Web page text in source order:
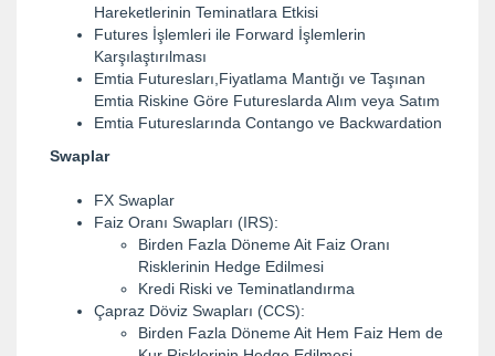
Hareketlerinin Teminatlara Etkisi
Futures İşlemleri ile Forward İşlemlerin
Karşılaştırılması
Emtia Futuresları,Fiyatlama Mantığı ve Taşınan
Emtia Riskine Göre Futureslarda Alım veya Satım
Emtia Futureslarında Contango ve Backwardation
Swaplar
FX Swaplar
Faiz Oranı Swapları (IRS):
Birden Fazla Döneme Ait Faiz Oranı
Risklerinin Hedge Edilmesi
Kredi Riski ve Teminatlandırma
Çapraz Döviz Swapları (CCS):
Birden Fazla Döneme Ait Hem Faiz Hem de